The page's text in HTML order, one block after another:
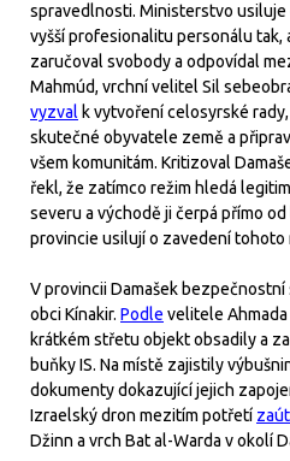
spravedlnosti. Ministerstvo
vyšší profesionalitu personálu tak,
zaručoval svobody a odpovídal
Mahmúd, vrchní velitel Sil
vyzval k vytvoření celosyrské
skutečné obyvatele země a
všem komunitám. Kritizoval
řekl, že zatímco režim hledá
severu a východě ji čerpá přímo
provincie usilují o zavedení tohoto
V provincii Damašek
obci Kínakir. Podle velitele
krátkém střetu objekt obsadily a
buňky IS. Na místě zajistily
dokumenty dokazující jejich
Izraelský dron mezitím potřetí
Džinn a vrch Bat al-Warda v okolí